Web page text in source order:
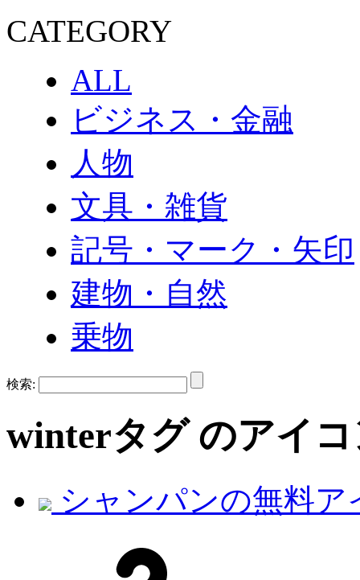
CATEGORY
ALL
ビジネス・金融
人物
文具・雑貨
記号・マーク・矢印
建物・自然
乗物
検索:
winterタグ のアイ
シャンパンの無料ア